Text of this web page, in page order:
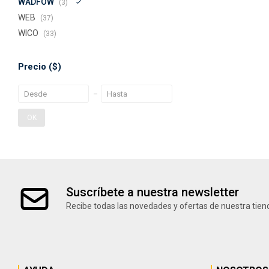
(3)
WEB (37)
WICO (33)
Precio ($)
OK
Suscríbete a nuestra newsletter
Recibe todas las novedades y ofertas de nuestra